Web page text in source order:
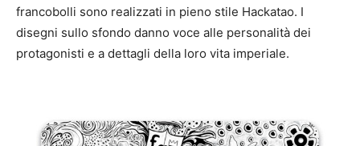
francobolli sono realizzati in pieno stile Hackatao. I
disegni sullo sfondo danno voce alle personalità dei
protagonisti e a dettagli della loro vita imperiale.